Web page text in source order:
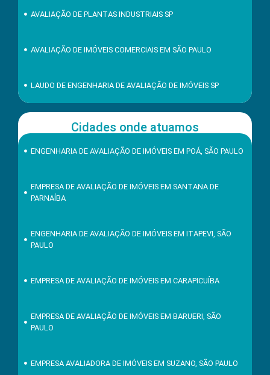
AVALIAÇÃO DE PLANTAS INDUSTRIAIS SP
AVALIAÇÃO DE IMÓVEIS COMERCIAIS EM SÃO PAULO
LAUDO DE ENGENHARIA DE AVALIAÇÃO DE IMÓVEIS SP
Cidades onde atuamos
ENGENHARIA DE AVALIAÇÃO DE IMÓVEIS EM POÁ, SÃO PAULO
EMPRESA DE AVALIAÇÃO DE IMÓVEIS EM SANTANA DE
PARNAÍBA
ENGENHARIA DE AVALIAÇÃO DE IMÓVEIS EM ITAPEVI, SÃO
PAULO
EMPRESA DE AVALIAÇÃO DE IMÓVEIS EM CARAPICUÍBA
EMPRESA DE AVALIAÇÃO DE IMÓVEIS EM BARUERI, SÃO
PAULO
EMPRESA AVALIADORA DE IMÓVEIS EM SUZANO, SÃO PAULO